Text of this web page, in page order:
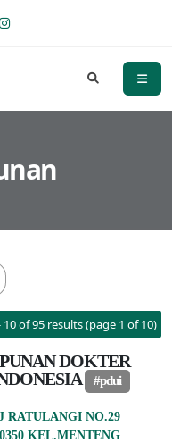
of 95 results (page 1 of 10)
DOKTER
#pdui
RATULANGI NO.29
KEL.MENTENG